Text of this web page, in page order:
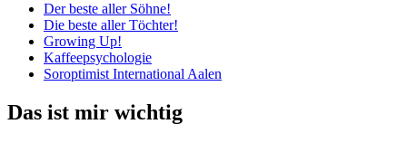
Der beste aller Söhne!
Die beste aller Töchter!
Growing Up!
Kaffeepsychologie
Soroptimist International Aalen
Das ist mir wichtig